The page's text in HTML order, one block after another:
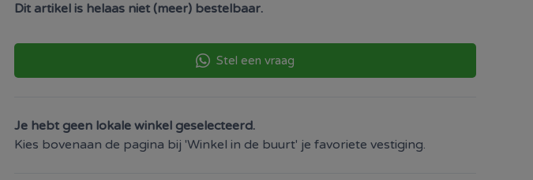
Dit artikel is helaas niet (meer) bestelbaar.
Stel een vraag
Je hebt geen lokale winkel geselecteerd.
Kies bovenaan de pagina bij 'Winkel in de buurt' je favoriete vestiging.